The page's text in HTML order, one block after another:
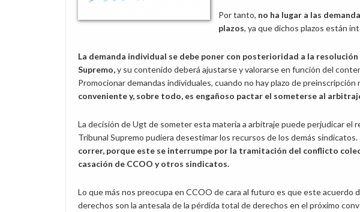
Por tanto, no ha lugar a las
plazos, ya que dichos plazos están
La demanda individual se debe poner con posterioridad a la
Supremo,y su contenido deberá ajustarse y valorarse en función del
Promocionar demandas individuales, cuando no hay plazo de preinscripción
conveniente y, sobre todo, es engañoso pactar el someterse al
La decisión de Ugt de someter esta materia a arbitraje puede perjudicar el
Tribunal Supremo pudiera desestimar los recursos de los demás sindicatos.
correr, porque este se interrumpe por la tramitación del conflicto
casación de CCOO y otros sindicatos.
Lo que más nos preocupa en CCOO de cara al futuro es que este acuerdo
derechos son la antesala de la pérdida total de derechos en el próximo